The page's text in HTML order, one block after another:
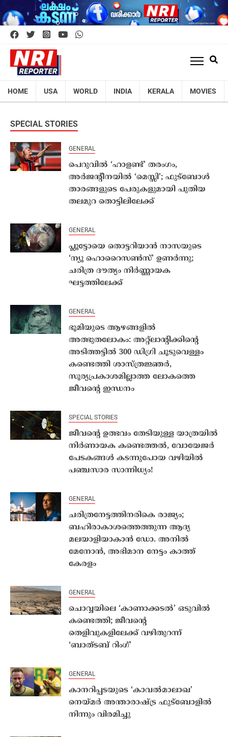
HOME USA WORLD INDIA KERALA MOVIES
SPECIAL STORIES
GENERAL
പെറുവിൽ ‘ഹാളണ്ട്’ തരംഗം,
അർജന്റീനയിൽ ‘മെസ്സി’; ഫുട്ബോൾ
താരങ്ങളുടെ പേരുകളുമായി പുതിയ
തലമുറ തൊട്ടിലിലേക്ക്
GENERAL
പ്ലൂട്ടോയെ തൊട്ടറിയാൻ നാസയുടെ
‘ന്യൂ ഹൊറൈസൺസ്’ ഉണർന്നു;
ചരിത്ര ദൗത്യം നിർണ്ണായക
ഘട്ടത്തിലേക്ക്
GENERAL
ഭൂമിയുടെ ആഴങ്ങളിൽ
അത്ഭുതലോകം: അറ്റ്‌ലാന്റിക്കിന്റെ
അടിത്തട്ടിൽ 300 ഡിഗ്രി ചൂടുവെള്ളം
കണ്ടെത്തി ശാസ്ത്രജ്ഞർ,
സൂര്യപ്രകാശമില്ലാത്ത ലോകത്തെ
ജീവന്റെ ഇന്ധനം
SPECIAL STORIES
ജീവൻ്റെ ഉത്ഭവം തേടിയുള്ള യാത്രയിൽ
നിർണായക കണ്ടെത്തൽ, വോയേജർ
പേടകങ്ങൾ കടന്നുപോയ വഴിയിൽ
പഞ്ചസാര സാന്നിധ്യം!
GENERAL
ചരിത്രനേട്ടത്തിനരികെ രാജ്യം;
ബഹിരാകാശത്തെത്തുന്ന ആദ്യ
മലയാളിയാകാൻ ഡോ. അനിൽ
മേനോൻ, അഭിമാന നേട്ടം കാത്ത്
കേരളം
GENERAL
ചൊവ്വയിലെ ‘കാണാക്കടൽ’ ഒടുവിൽ
കണ്ടെത്തി; ജീവൻ്റെ
തെളിവുകളിലേക്ക് വഴിതുറന്ന്
‘ബാത്‌ടബ് റിംഗ്’
GENERAL
കാനറിപ്പടയുടെ ‘കാവൽമാലാഖ’
നെയ്മർ അന്താരാഷ്ട്ര ഫുട്ബോളിൽ
നിന്നും വിരമിച്ചു